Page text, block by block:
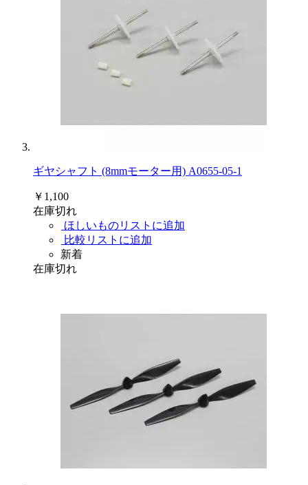
ギヤシャフト (8mmモーター用) A0655-05-1
￥1,100
在庫切れ
ほしいものリストに追加
比較リストに追加
新着
在庫切れ